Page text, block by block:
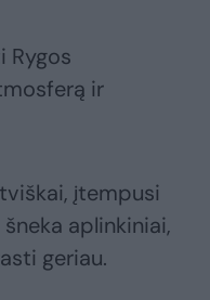
Rygos
ir
įtempusi
aplinkiniai,
geriau.